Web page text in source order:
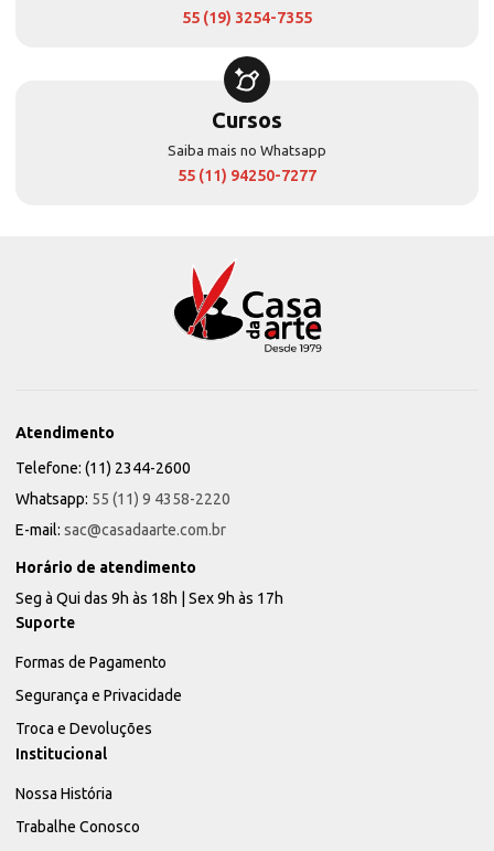
55 (19) 3254-7355
Cursos
Saiba mais no Whatsapp
55 (11) 94250-7277
Atendimento
Telefone: (11) 2344-2600
Whatsapp: 55 (11) 9 4358-2220
E-mail: sac@casadaarte.com.br
Horário de atendimento
Seg à Qui das 9h às 18h | Sex 9h às 17h
Suporte
Formas de Pagamento
Segurança e Privacidade
Troca e Devoluções
Institucional
Nossa História
Trabalhe Conosco